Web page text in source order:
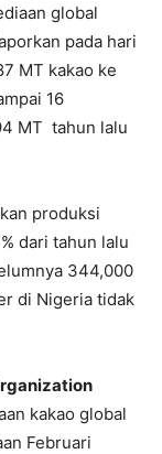
global
pada hari
MT kakao ke
16
MT tahun lalu
produksi
dari tahun lalu
344,000
di Nigeria tidak
kakao global
Februari